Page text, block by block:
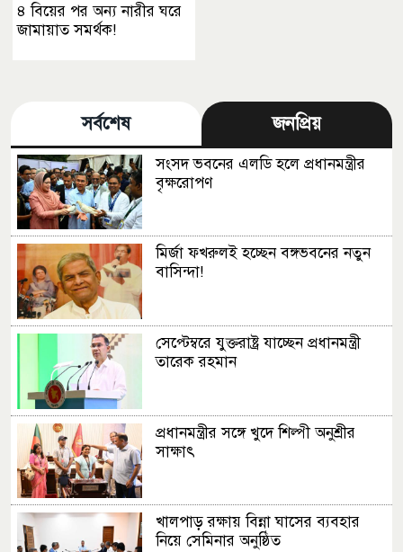
৪ বিয়ের পর অন্য নারীর ঘরে
জামায়াত সমর্থক!
সর্বশেষ জনপ্রিয়
সংসদ ভবনের এলডি হলে প্রধানমন্ত্রীর
বৃক্ষরোপণ
মির্জা ফখরুলই হচ্ছেন বঙ্গভবনের নতুন
বাসিন্দা!
সেপ্টেম্বরে যুক্তরাষ্ট্র যাচ্ছেন প্রধানমন্ত্রী
তারেক রহমান
প্রধানমন্ত্রীর সঙ্গে খুদে শিল্পী অনুশ্রীর
সাক্ষাৎ
খালপাড় রক্ষায় বিন্না ঘাসের ব্যবহার
নিয়ে সেমিনার অনুষ্ঠিত